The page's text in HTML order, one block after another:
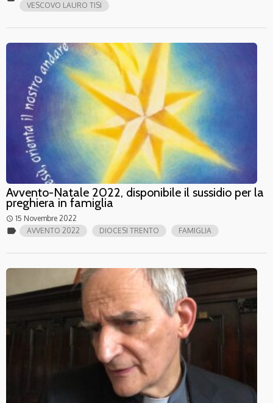
VESCOVO LAURO TISI
Avvento-Natale 2022, disponibile il sussidio per la
preghiera in famiglia
access_time 15 Novembre 2022
label AVVENTO 2022 DIOCESI TRENTO FAMIGLIA